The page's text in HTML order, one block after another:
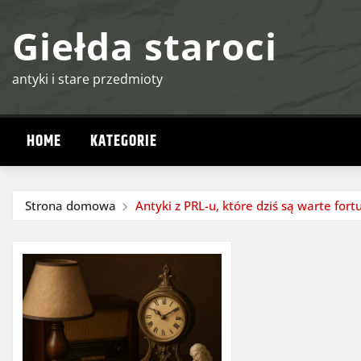
treściGiełda staroci
antyki i stare przedmioty
HOME KATEGORIE
Strona domowa Antyki z PRL-u, które dziś są warte